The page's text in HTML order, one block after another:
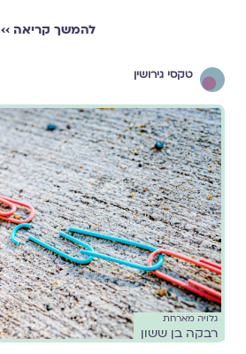
להמשך קריאה ››
טקסי גירושין
גלויה מארחת
רבקה בן ששון